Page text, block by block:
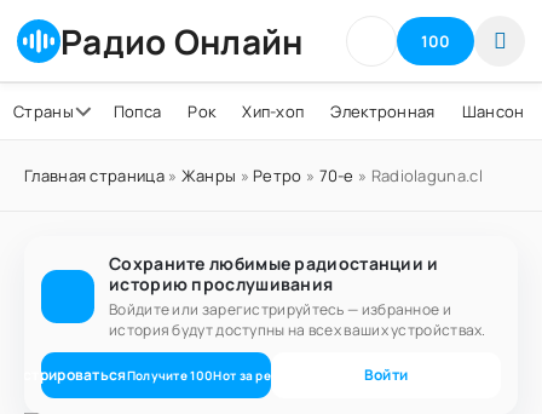
Радио Онлайн 100
Страны Попса Рок Хип-хоп Электронная Шансон
Главная страница» Жанры » Ретро » 70-е » Radiolaguna.cl
Сохраните любимые радиостанции и
историю прослушивания
Войдите или зарегистрируйтесь — избранное и
история будут доступны на всех ваших устройствах.
Получите100Нот за регистрацию Войти